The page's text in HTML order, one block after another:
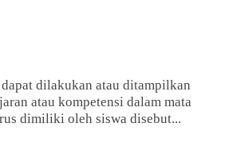
dilakukan atau ditampilkan
atau kompetensi dalam mata
dimiliki oleh siswa disebut...